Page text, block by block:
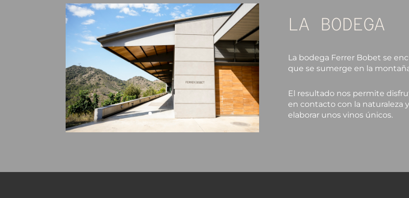
LA BODEGA
La bodega Ferrer Bobet se
que se sumerge en la
El resultado nos permite
en contacto con la naturaleza
elaborar unos vinos únicos.